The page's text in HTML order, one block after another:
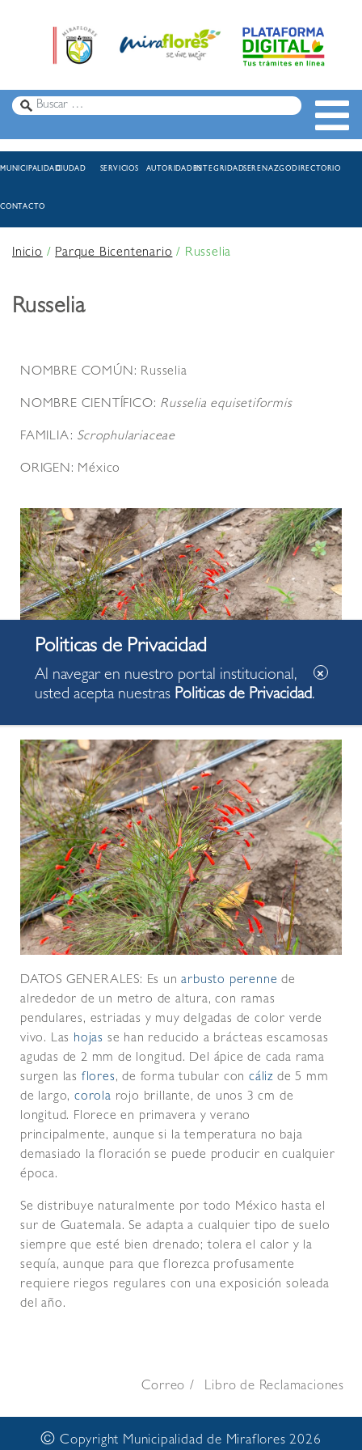
MUNICIPALIDADCIUDAD SERVICIOS AUTORIDADESINTEGRIDADSERENAZGODIRECTORIO
CONTACTO
Inicio/Parque Bicentenario/ Russelia
Russelia
NOMBRE COMÚN: Russelia
NOMBRE CIENTÍFICO: Russelia equisetiformis
FAMILIA: Scrophulariaceae
ORIGEN: México
DATOS GENERALES: Es unarbusto perenne de
alrededor de un metro de altura, con ramas
pendulares, estriadas y muy delgadas de color verde
vivo. Las hojas se han reducido a brácteas escamosas
agudas de 2 mm de longitud. Del ápice de cada rama
surgen las flores, de forma tubular concáliz de 5 mm
de largo, corola rojo brillante, de unos 3 cm de
longitud. Florece en primavera y verano
principalmente, aunque si la temperatura no baja
demasiado la floración se puede producir en cualquier
época.
Se distribuye naturalmente por todo México hasta el
sur de Guatemala. Se adapta a cualquier tipo de suelo
siempre que esté bien drenado; tolera el calor y la
sequía, aunque para que florezca profusamente
requiere riegos regulares con una exposición soleada
del año.
Correo Libro de Reclamaciones
© Copyright Municipalidad de Miraflores 2026
Al navegar en nuestro portal institucional,
usted acepta nuestras Politicas de Privacidad.